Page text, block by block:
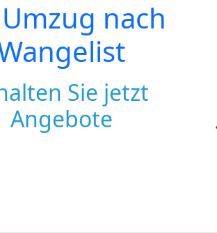
nach
Sie jetzt
Angebote